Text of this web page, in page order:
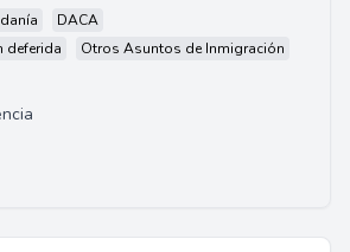
DACA
deferida
Otros Asuntos de Inmigración